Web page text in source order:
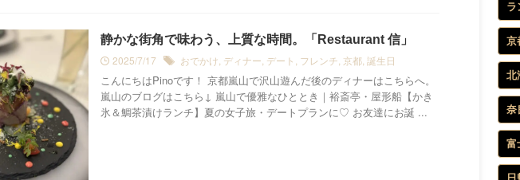
静かな街角で味わう、上質な時間。「Restaurant 信」
2025/7/17
おでかけ ディナー デート フレンチ 京都 誕生日
こんにちはPinoです！ 京都嵐山で沢山遊んだ後のディナーはこちらへ。
嵐山のブログはこちら↓ 嵐山で優雅なひととき｜裕斎亭・屋形船【かき
氷＆鯛茶漬けランチ】夏の女子旅・デートプランに♡ お友達にお誕 ...
ラ
京
北
奈
富